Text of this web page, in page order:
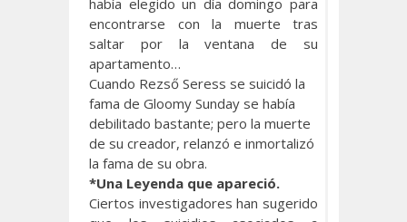
encontrarse con la muerte tras
saltar por la ventana de su
apartamento…
Cuando Rezső Seress se suicidó la
fama de Gloomy Sunday se había
debilitado bastante; pero la muerte
de su creador, relanzó e inmortalizó
la fama de su obra.
*Una Leyenda que apareció.
Ciertos investigadores han sugerido